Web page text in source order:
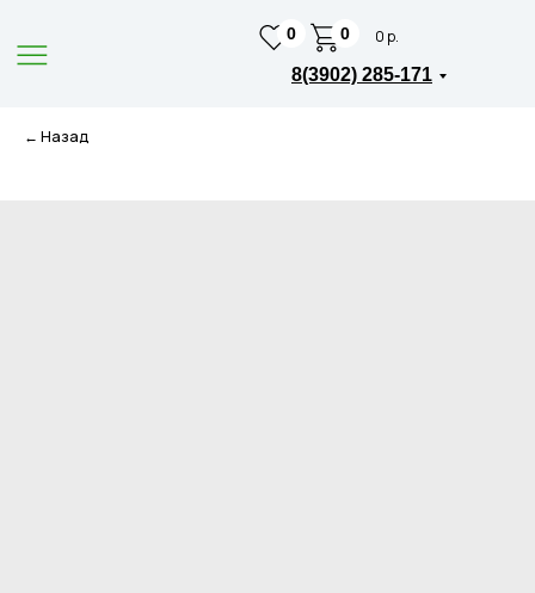
8(3902) 285-171
0 0 р.
0
← Назад